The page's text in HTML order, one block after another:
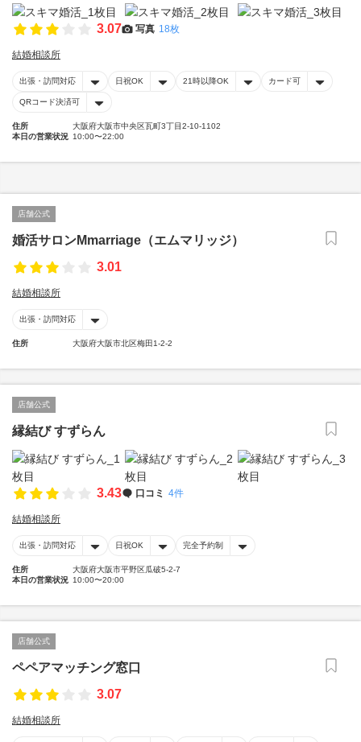
3.07 写真 18枚
結婚相談所
出張・訪問対応 日祝OK 21時以降OK カード可
QRコード決済可
住所
大阪府大阪市中央区瓦町3丁目2-10-1102
本日の営業状況 10:00〜22:00
店舗公式
婚活サロンMmarriage（エムマリッジ）
3.01
結婚相談所
出張・訪問対応
住所 大阪府大阪市北区梅田1-2-2
店舗公式
縁結び すずらん
3.43 口コミ 4件
結婚相談所
出張・訪問対応 日祝OK 完全予約制
住所
大阪府大阪市平野区瓜破5-2-7
本日の営業状況 10:00〜20:00
店舗公式
ペペアマッチング窓口
3.07
結婚相談所